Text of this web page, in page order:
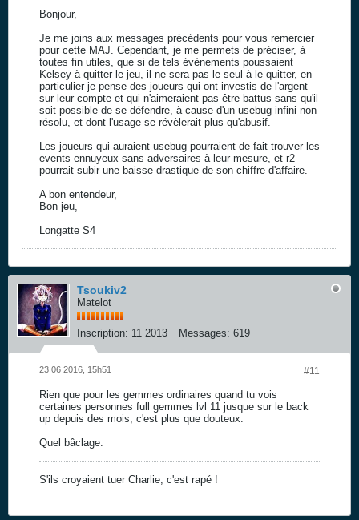
Bonjour,
Je me joins aux messages précédents pour vous remercier
pour cette MAJ. Cependant, je me permets de préciser, à
toutes fin utiles, que si de tels évènements poussaient
Kelsey à quitter le jeu, il ne sera pas le seul à le quitter, en
particulier je pense des joueurs qui ont investis de l'argent
sur leur compte et qui n'aimeraient pas être battus sans qu'il
soit possible de se défendre, à cause d'un usebug infini non
résolu, et dont l'usage se révèlerait plus qu'abusif.
Les joueurs qui auraient usebug pourraient de fait trouver les
events ennuyeux sans adversaires à leur mesure, et r2
pourrait subir une baisse drastique de son chiffre d'affaire.
A bon entendeur,
Bon jeu,
Longatte S4
Tsoukiv2
Matelot
Inscription: 11 2013 Messages: 619
#11
23 06 2016, 15h51
Rien que pour les gemmes ordinaires quand tu vois
certaines personnes full gemmes lvl 11 jusque sur le back
up depuis des mois, c'est plus que douteux.
Quel bâclage.
S'ils croyaient tuer Charlie, c'est rapé !